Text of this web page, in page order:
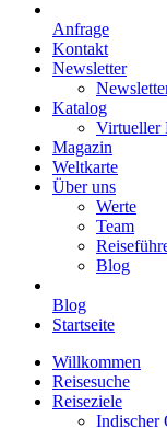
Anfrage
Kontakt
Newsletter
Katalog
Virtueller
Magazin
Weltkarte
Über uns
Werte
Team
Blog
Blog
Startseite
Willkommen
Reisesuche
Reiseziele
Indischer